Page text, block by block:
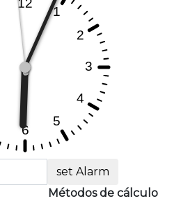
set Alarm
Métodos de cálculo